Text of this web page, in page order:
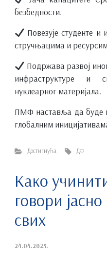
безбедности.
Повезује студенте
стручњацима и
Подржава развој
инфраструктуре и
нуклеарног материјала.
ПМФ наставља да буде
глобалним
Достигнућа ДФ
Како
говори
свих
24.04.2025.